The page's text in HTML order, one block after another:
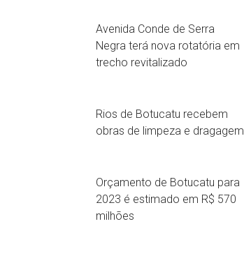
Avenida Conde de Serra
Negra terá nova rotatória em
trecho revitalizado
Rios de Botucatu recebem
obras de limpeza e dragagem
Orçamento de Botucatu para
2023 é estimado em R$ 570
milhões